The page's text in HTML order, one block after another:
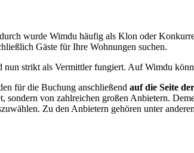
wurde Wimdu häufig als Klon oder
Gäste für Ihre Wohnungen suchen.
strikt als Vermittler fungiert. Auf Wimdu
für die Buchung anschließend auf die Seite
von zahlreichen großen Anbietern.
Zu den Anbietern gehören unter